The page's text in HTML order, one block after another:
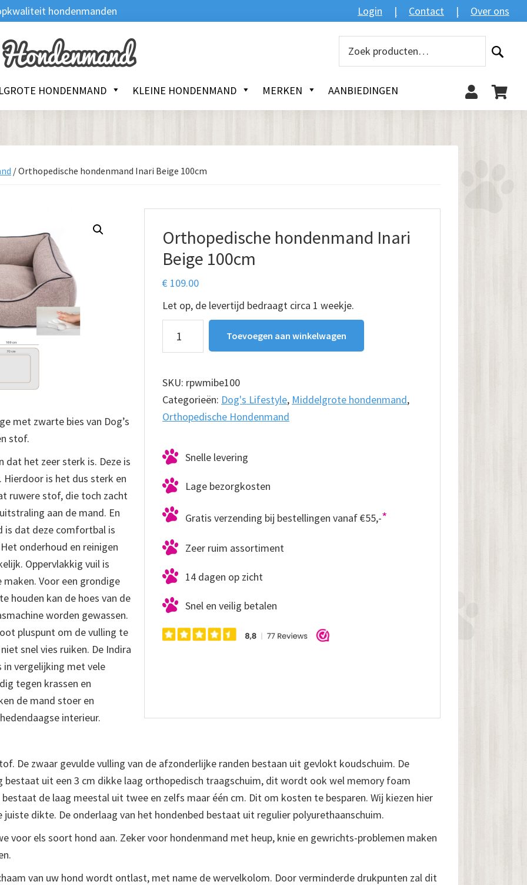
hondenmanden Login Contact Over ons
Zoeken
HONDENMAND KLEINE HONDENMAND MERKEN AANBIEDINGEN
/Orthopedische hondenmand Inari Beige 100cm
Orthopedische hondenmand Inari
Beige 100cm
€ 109.00
Let op, de levertijd bedraagt circa 1 weekje.
hondenmand
Beige
100cm
aantal
Toevoegen aan winkelwagen
SKU: rpwmibe100
Categorieën: Dog's Lifestyle, Middelgrote hondenmand,
Orthopedische Hondenmand
Snelle levering
Lage bezorgkosten
Gratis verzending bij bestellingen vanaf €55,-*
Zeer ruim assortiment
14 dagen op zicht
Snel en veilig betalen
met zwarte bies van Dog’s
stof.
dat het zeer sterk is. Deze is
is het dus sterk en
ruwere stof, die toch zacht
aan de mand. En
is dat deze comfortbal is
onderhoud en reinigen
Oppervlakkig vuil is
Voor een grondige
houden kan de hoes van de
worden gewassen.
pluspunt om de vulling te
snel vies ruiken. De Indira
vergelijking met vele
tegen krassen en
de mand stoer en
interieur.
De zwaar gevulde vulling van de afzonderlijke randen bestaan uit gevlokt koudschuim. De
bestaat uit een 3 cm dikke laag orthopedisch traagschuim, dit wordt ook wel memory foam
bestaat de laag meestal uit twee en zelfs maar één cm. Dit om kosten te besparen. Wij kiezen hier
dikte. De onderlaag van het hondenbed bestaat uit regulier polyurethaanschuim.
voor els soort hond aan. Zeker voor hondenmand met heup, knie en gewrichts-problemen maken
van uw hond wordt ontlast, met name de wervelkolom. Door verminderde drukpunten zal dit